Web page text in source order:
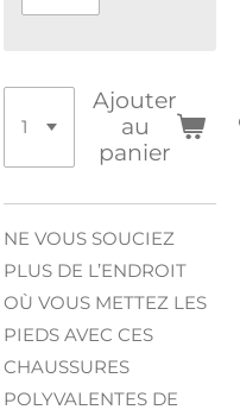
Ajouter
au
panier
NE VOUS SOUCIEZ
PLUS DE L’ENDROIT
OÙ VOUS METTEZ LES
PIEDS AVEC CES
CHAUSSURES
POLYVALENTES DE